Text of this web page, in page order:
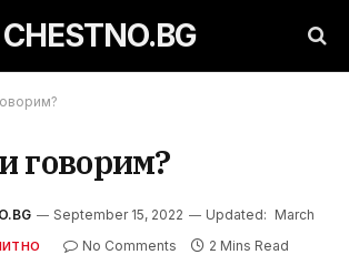
CHESTNO.BG
говорим?
September 15, 2022 Updated: March
No Comments 2 Mins Read